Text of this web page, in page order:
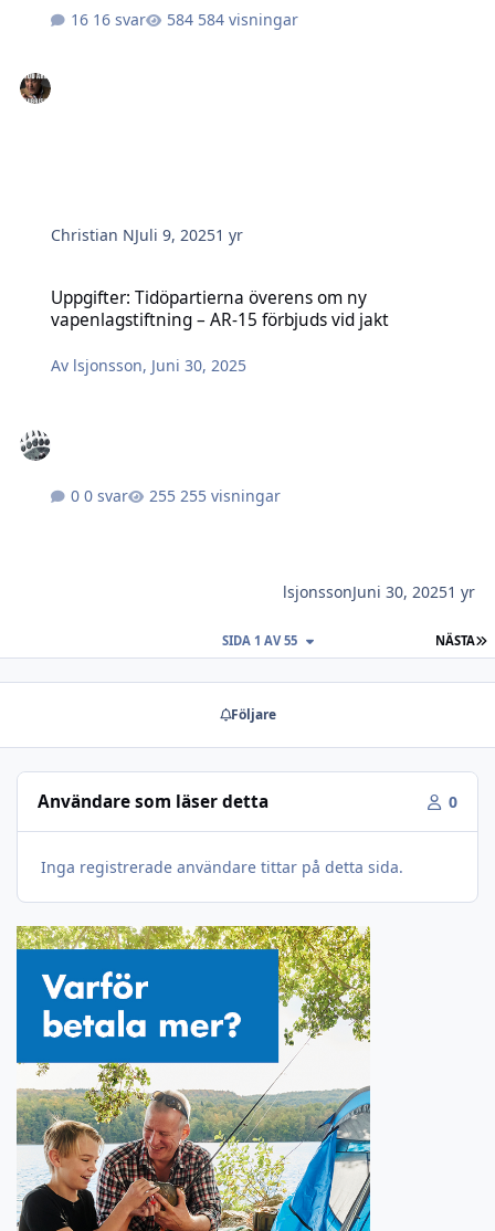
16 svar
584 visningar
Christian NJuli 9, 20251 yr
Uppgifter: Tidöpartierna överens om ny
vapenlagstiftning – AR-15 förbjuds vid jakt
Av lsjonsson, Juni 30, 2025
0 svar 255 visningar
lsjonssonJuni 30, 20251 yr
NÄSTA
SIDA 1 AV 55
Följare
Användare som läser detta 0
Inga registrerade användare tittar på detta sida.